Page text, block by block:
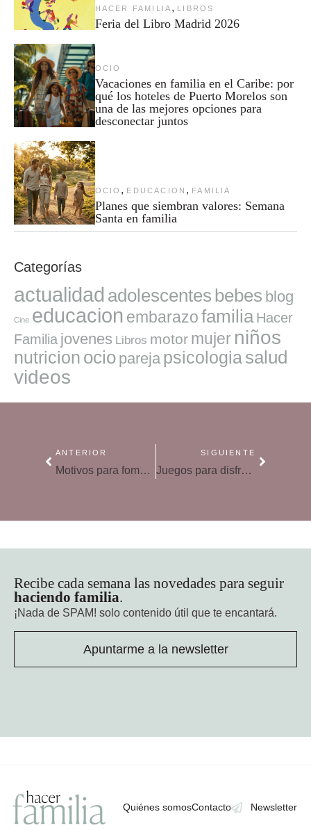
HACER FAMILIA , LIBROS
Feria del Libro Madrid 2026
OCIO
Vacaciones en familia en el Caribe: por
qué los hoteles de Puerto Morelos son
una de las mejores opciones para
desconectar juntos
OCIO , EDUCACION , FAMILIA
Planes que siembran valores: Semana
Santa en familia
Categorías
actualidad adolescentes bebes blog
Cine educacion embarazofamilia Hacer
Familia jovenes Libros motor mujer niños
nutricion ocio pareja psicologiasalud
videos
ANTERIOR
Motivos para fomentar el ‘running’ en la familia
SIGUIENTE
Juegos para disfrutar de la nieve con los niños
Recibe cada semana las novedades para seguir
haciendo familia.
¡Nada de SPAM! solo contenido útil que te encantará.
Apuntarme a la newsletter
Quiénes somosContacto Newsletter